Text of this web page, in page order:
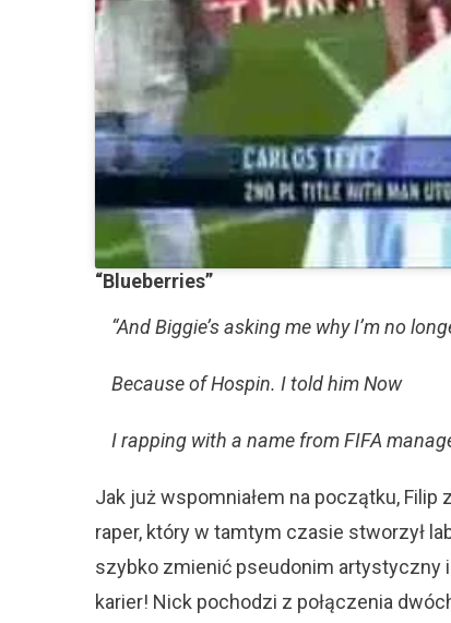
“Blueberries”
“And Biggie’s asking me why I’m no
Because of Hospin. I told him Now
I rapping with a name from FIFA
Jak już wspomniałem na początku, Filip
raper, który w tamtym czasie stworzył
szybko zmienić pseudonim artystyczny
karier! Nick pochodzi z połączenia